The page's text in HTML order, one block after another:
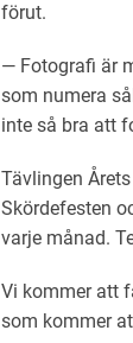
förut.
— Fotografi är
som numera
inte så bra att
Tävlingen
Skördefesten
varje månad.
Vi kommer att
som kommer